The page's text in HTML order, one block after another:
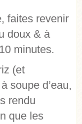
faites revenir
doux & à
minutes.
(et
soupe d’eau,
rendu
que les